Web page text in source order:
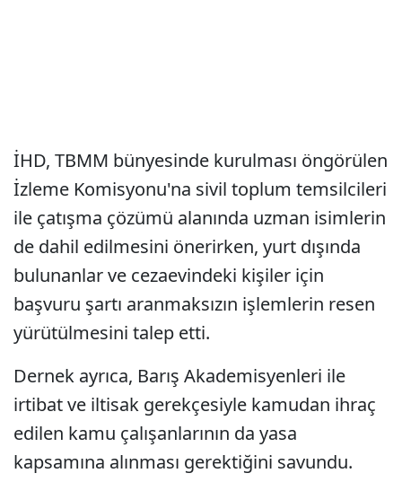
İHD, TBMM bünyesinde kurulması öngörülen
İzleme Komisyonu'na sivil toplum temsilcileri
ile çatışma çözümü alanında uzman isimlerin
de dahil edilmesini önerirken, yurt dışında
bulunanlar ve cezaevindeki kişiler için
başvuru şartı aranmaksızın işlemlerin resen
yürütülmesini talep etti.
Dernek ayrıca, Barış Akademisyenleri ile
irtibat ve iltisak gerekçesiyle kamudan ihraç
edilen kamu çalışanlarının da yasa
kapsamına alınması gerektiğini savundu.